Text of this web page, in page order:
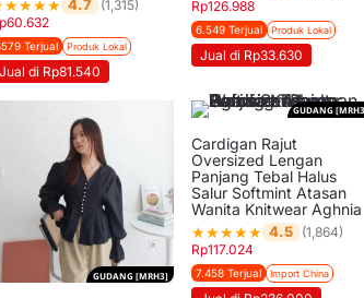
★★★★ 4.7 (1,315)
60.632
Terjual Produk Lokal
Jual di Rp81.540
Rp126.988
6.549 Terjual Produk Lokal
Jual di Rp33.630
GUDANG [MRH3]
GUDANG
Cardigan Rajut
Oversized Lengan
Panjang Tebal Halus
Salur Softmint Atasan
Wanita Knitwear Aghnia
★★★★★ 4.5 (1,864)
Rp117.024
7.458 Terjual Import China